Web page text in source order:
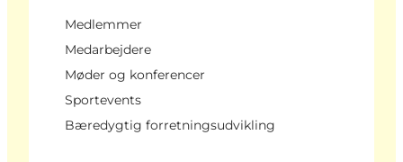
Medlemmer
Medarbejdere
Møder og konferencer
Sportevents
Bæredygtig forretningsudvikling